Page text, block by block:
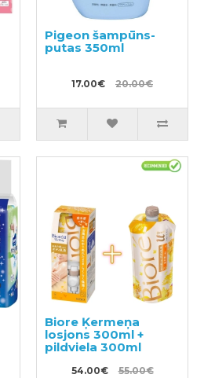
Pigeon šampūns-
putas 350ml
17.00€ 20.00€
Biore Ķermeņa
losjons 300ml +
pildviela 300ml
54.00€ 55.00€